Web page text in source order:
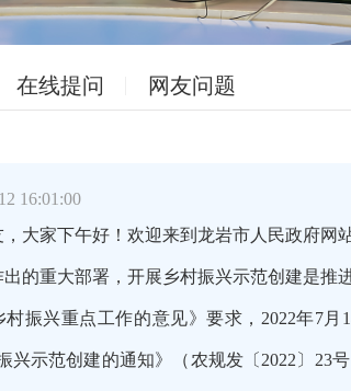
在线提问 网友问题
16:01:00
大家下午好！欢迎来到龙岩市人民政府网
出的重大部署，开展乡村振兴示范创建是推
村振兴重点工作的意见》要求，2022年7
兴示范创建的通知》（农规发〔2022〕23